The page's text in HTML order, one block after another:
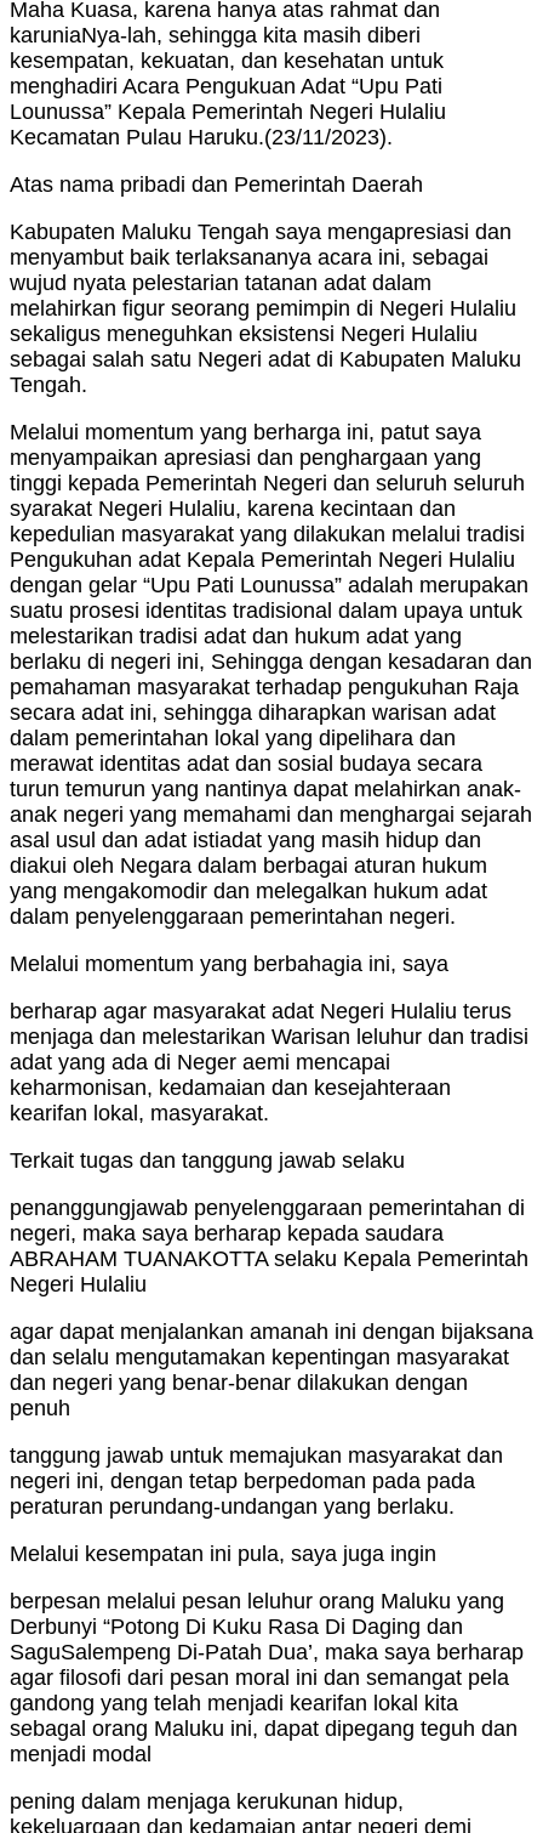
Maha Kuasa, karena hanya atas rahmat dan
karuniaNya-lah, sehingga kita masih diberi
kesempatan, kekuatan, dan kesehatan untuk
menghadiri Acara Pengukuan Adat “Upu Pati
Lounussa” Kepala Pemerintah Negeri Hulaliu
Kecamatan Pulau Haruku.(23/11/2023).
Atas nama pribadi dan Pemerintah Daerah
Kabupaten Maluku Tengah saya mengapresiasi dan
menyambut baik terlaksananya acara ini, sebagai
wujud nyata pelestarian tatanan adat dalam
melahirkan figur seorang pemimpin di Negeri Hulaliu
sekaligus meneguhkan eksistensi Negeri Hulaliu
sebagai salah satu Negeri adat di Kabupaten Maluku
Tengah.
Melalui momentum yang berharga ini, patut saya
menyampaikan apresiasi dan penghargaan yang
tinggi kepada Pemerintah Negeri dan seluruh seluruh
syarakat Negeri Hulaliu, karena kecintaan dan
kepedulian masyarakat yang dilakukan melalui tradisi
Pengukuhan adat Kepala Pemerintah Negeri Hulaliu
dengan gelar “Upu Pati Lounussa” adalah merupakan
suatu prosesi identitas tradisional dalam upaya untuk
melestarikan tradisi adat dan hukum adat yang
berlaku di negeri ini, Sehingga dengan kesadaran dan
pemahaman masyarakat terhadap pengukuhan Raja
secara adat ini, sehingga diharapkan warisan adat
dalam pemerintahan lokal yang dipelihara dan
merawat identitas adat dan sosial budaya secara
turun temurun yang nantinya dapat melahirkan anak-
anak negeri yang memahami dan menghargai sejarah
asal usul dan adat istiadat yang masih hidup dan
diakui oleh Negara dalam berbagai aturan hukum
yang mengakomodir dan melegalkan hukum adat
dalam penyelenggaraan pemerintahan negeri.
Melalui momentum yang berbahagia ini, saya
berharap agar masyarakat adat Negeri Hulaliu terus
menjaga dan melestarikan Warisan leluhur dan tradisi
adat yang ada di Neger aemi mencapai
keharmonisan, kedamaian dan kesejahteraan
kearifan lokal, masyarakat.
Terkait tugas dan tanggung jawab selaku
penanggungjawab penyelenggaraan pemerintahan di
negeri, maka saya berharap kepada saudara
ABRAHAM TUANAKOTTA selaku Kepala Pemerintah
Negeri Hulaliu
agar dapat menjalankan amanah ini dengan bijaksana
dan selalu mengutamakan kepentingan masyarakat
dan negeri yang benar-benar dilakukan dengan
penuh
tanggung jawab untuk memajukan masyarakat dan
negeri ini, dengan tetap berpedoman pada pada
peraturan perundang-undangan yang berlaku.
Melalui kesempatan ini pula, saya juga ingin
berpesan melalui pesan leluhur orang Maluku yang
Derbunyi “Potong Di Kuku Rasa Di Daging dan
SaguSalempeng Di-Patah Dua’, maka saya berharap
agar filosofi dari pesan moral ini dan semangat pela
gandong yang telah menjadi kearifan lokal kita
sebagal orang Maluku ini, dapat dipegang teguh dan
menjadi modal
pening dalam menjaga kerukunan hidup,
kekeluargaan dan kedamaian antar negeri demi